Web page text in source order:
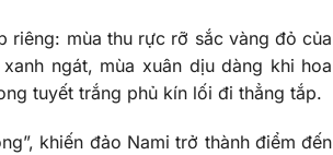
riêng: mùa thu rực rỡ sắc vàng đỏ của
ngát, mùa xuân dịu dàng khi hoa
tuyết trắng phủ kín lối đi thẳng tắp.
khiến đảo Nami trở thành điểm đến